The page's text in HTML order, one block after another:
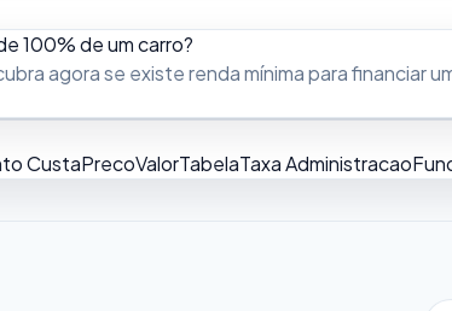
100% de um carro?
agora se existe renda mínima para financiar
CustaPrecoValorTabelaTaxa Administracao